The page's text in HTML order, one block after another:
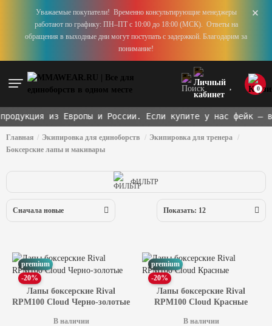
+
Уважаемые покупатели! Временно консультирующие менеджеры
работают по графику: ПН–ПТ с 10:00 до 18:00 (МСК). Ответы на
обращения в выходные дни могут поступать с задержкой. Благодарим за
понимание!
0
из Европы и России. Если купите у нас фейк —
Главная Экипировка для единоборств
Экипировка для тренера
Боксерские лапы и макивары
ФИЛЬТР
Сначала новые Показать: 12
premium
-20%
Лапы боксерские Rival
RPM100 Cloud Черно-золотые
В наличии
premium
-20%
Лапы боксерские Rival
RPM100 Cloud Красные
В наличии